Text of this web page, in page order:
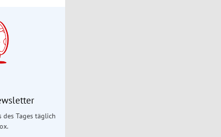
Tages täglich